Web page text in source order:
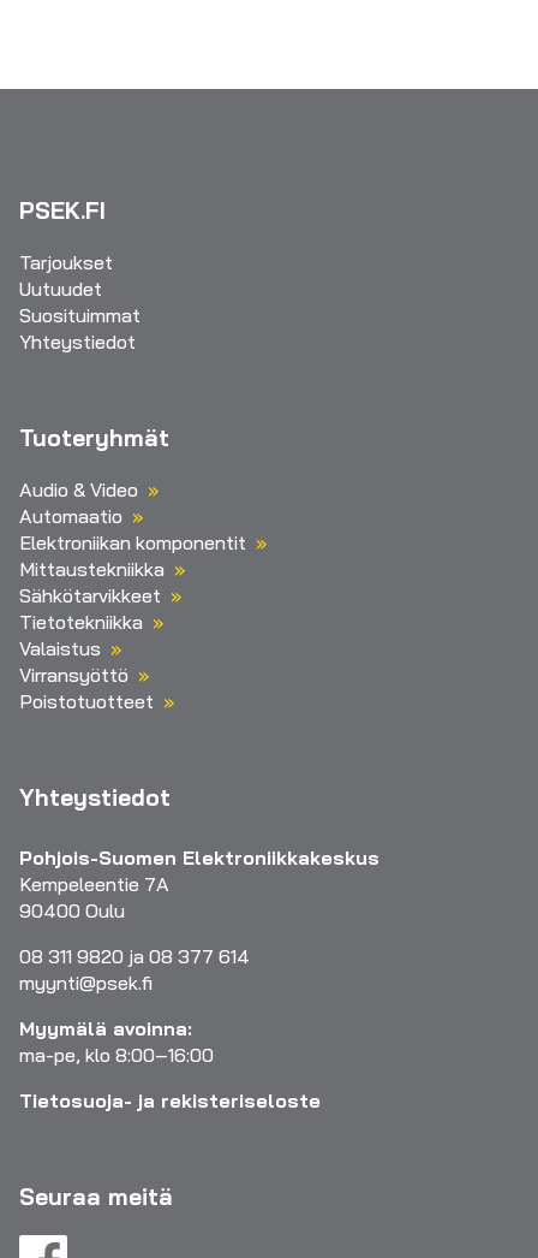
PSEK.FI
Tarjoukset
Uutuudet
Suosituimmat
Yhteystiedot
Tuoteryhmät
Audio & Video
Automaatio
Elektroniikan komponentit
Mittaustekniikka
Sähkötarvikkeet
Tietotekniikka
Valaistus
Virransyöttö
Poistotuotteet
Yhteystiedot
Pohjois-Suomen Elektroniikkakeskus
Kempeleentie 7A
90400 Oulu
08 311 9820 ja 08 377 614
myynti@psek.fi
Myymälä avoinna:
ma-pe, klo 8:00–16:00
Tietosuoja- ja rekisteriseloste
Seuraa meitä